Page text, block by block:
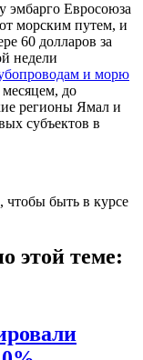
эмбарго Евросоюза
морским путем, и
60 долларов за
недели
и морю
до
регионы Ямал и
субъектов в
чтобы быть в курсе
этой теме: